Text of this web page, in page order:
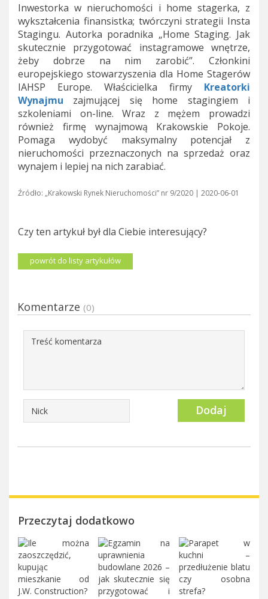
Inwestorka w nieruchomości i home stagerka, z
wykształcenia finansistka; twórczyni strategii Insta
Stagingu. Autorka poradnika „Home Staging. Jak
skutecznie przygotować instagramowe wnętrze,
żeby dobrze na nim zarobić”. Członkini
europejskiego stowarzyszenia dla Home Stagerów
IAHSP Europe. Właścicielka firmy Kreatorki
Wynajmu zajmującej się home stagingiem i
szkoleniami on-line. Wraz z mężem prowadzi
również firmę wynajmową Krakowskie Pokoje.
Pomaga wydobyć maksymalny potencjał z
nieruchomości przeznaczonych na sprzedaż oraz
wynajem i lepiej na nich zarabiać.
Źródło: „Krakowski Rynek Nieruchomości” nr 9/2020 | 2020-06-01
Czy ten artykuł był dla Ciebie interesujący?
powrót do listy artykułów
Komentarze (0)
Dodaj
Przeczytaj dodatkowo